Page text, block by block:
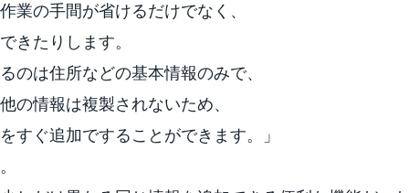
業の手間が省けるだけでなく、
きたりします。
のは住所などの基本情報のみで、
の情報は複製されないため、
すぐ追加ですることができます。」